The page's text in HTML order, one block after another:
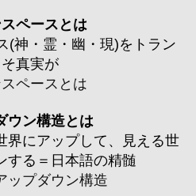
ペースとは
(神・霊・幽・現)をトラン
真実が
スペースとは
ウン構造とは
界にアップして、見える世
する＝日本語の精髄
ップダウン構造